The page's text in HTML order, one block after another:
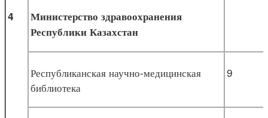
4
Министерство здравоохранения
Республики Казахстан
Республиканская научно-медицинская
библиотека
9